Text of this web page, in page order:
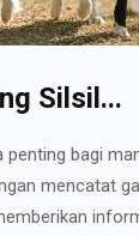
Silsil...
penting bagi
mencatat